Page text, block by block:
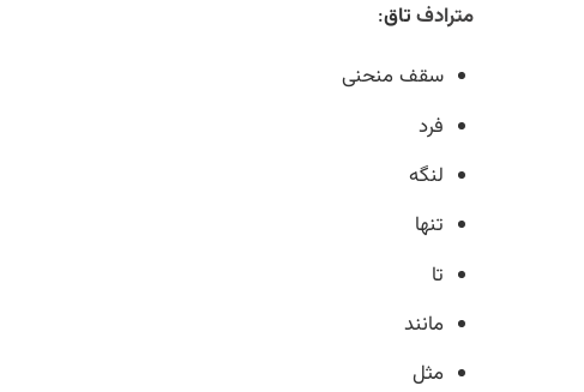
مترادفتاق:
سقف منحنی
فرد
لنگه
تنها
تا
مانند
مثل